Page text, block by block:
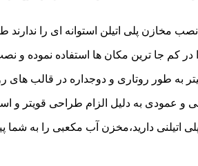
مخازن پلی اتیلن استوانه ای را ندارند
در کم جا ترین مکان ها استفاده نموده و
عمودی به دلیل الزام طراحی قویتر و
دارید،مخزن آب مکعبی را به شما